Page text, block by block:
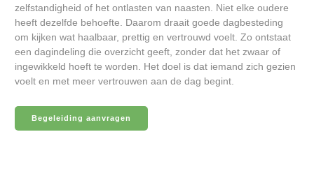
zelfstandigheid of het ontlasten van naasten. Niet elke oudere
heeft dezelfde behoefte. Daarom draait goede dagbesteding
om kijken wat haalbaar, prettig en vertrouwd voelt. Zo ontstaat
een dagindeling die overzicht geeft, zonder dat het zwaar of
ingewikkeld hoeft te worden. Het doel is dat iemand zich gezien
voelt en met meer vertrouwen aan de dag begint.
Begeleiding aanvragen